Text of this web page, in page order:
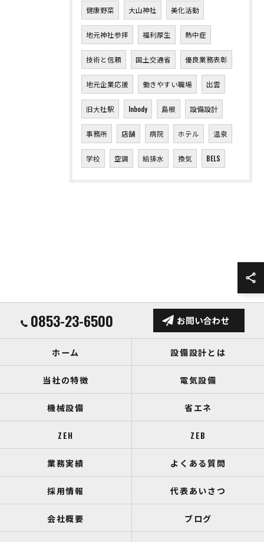
健康野菜 大山神社 美化活動
地元神社参拝 福利厚生 熱中症
技術と信頼 国土交通省 優良業務表彰
地元企業応援 働きやすい職場 出雲
旧大社駅 Inbody 島根 設備設計
事務所 店舗 病院 ホテル 温泉
学校 空調 給排水 換気 BELS
0853-23-6500 お問い合わせ
ホーム 設備設計とは
当社の特徴 電気設備
機械設備 省エネ
ZEH ZEB
業務実績 よくある質問
採用情報 代表あいさつ
会社概要 ブログ